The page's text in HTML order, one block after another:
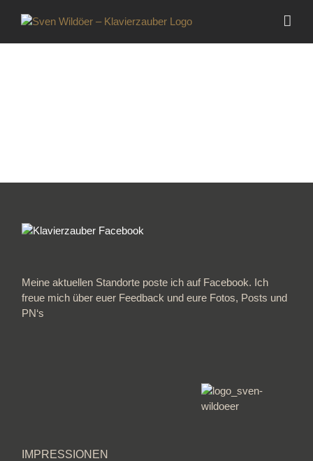
Inhalt
Meine aktuellen Standorte poste ich auf Facebook. Ich
freue mich über euer Feedback und eure Fotos, Posts und
PN‘s
IMPRESSIONEN